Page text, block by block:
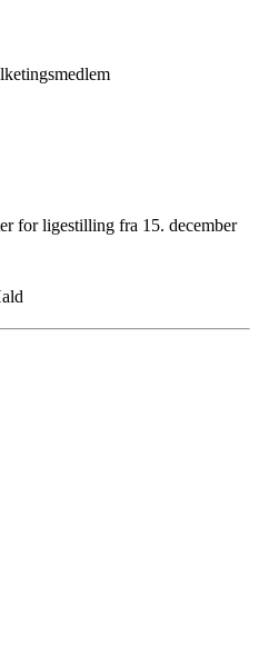
for ligestilling fra 15. december